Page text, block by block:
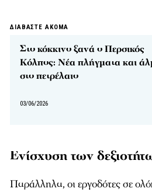
ΔΙΑΒΑΣΤΕ ΑΚΟΜΑ
Στο κόκκινο ξανά ο Περσικός
Κόλπος: Νέα πλήγματα και
στο πετρέλαιο
03/06/2026
Ενίσχυση των
Παράλληλα, οι εργοδότες σε